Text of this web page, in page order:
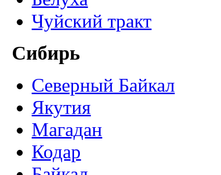
Чуйский тракт
Сибирь
Северный Байкал
Якутия
Магадан
Кодар